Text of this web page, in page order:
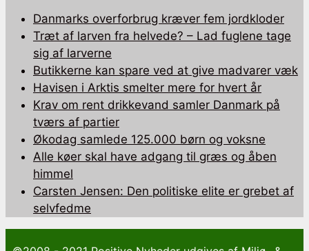
Danmarks overforbrug kræver fem jordkloder
Træt af larven fra helvede? – Lad fuglene tage
sig af larverne
Butikkerne kan spare ved at give madvarer væk
Havisen i Arktis smelter mere for hvert år
Krav om rent drikkevand samler Danmark på
tværs af partier
Økodag samlede 125.000 børn og voksne
Alle køer skal have adgang til græs og åben
himmel
Carsten Jensen: Den politiske elite er grebet af
selvfedme